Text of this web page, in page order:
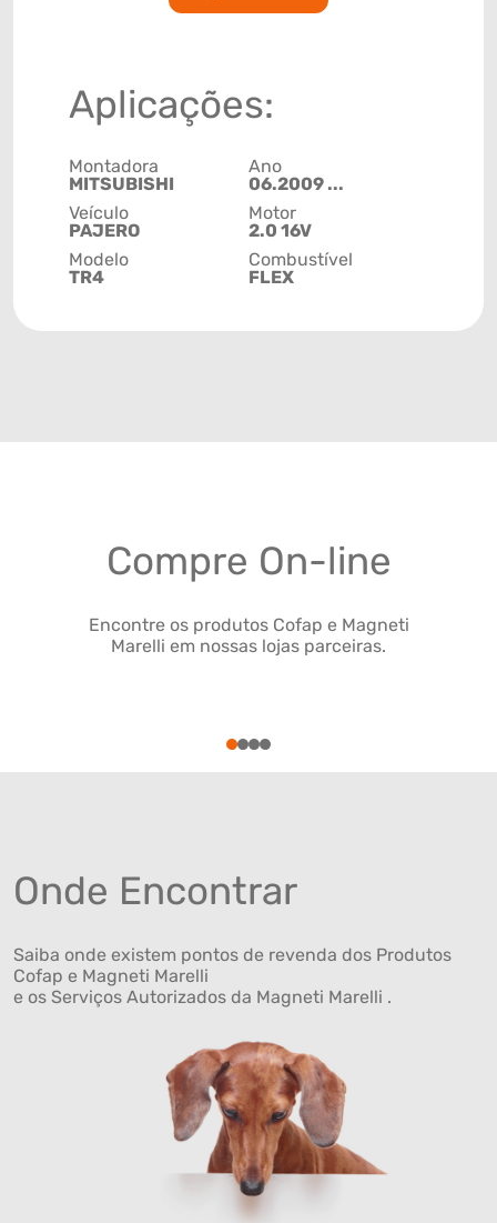
Aplicações:
Montadora
MITSUBISHI
Veículo
PAJERO
Modelo
TR4
Ano
06.2009 ...
Motor
2.0 16V
Combustível
FLEX
Compre On-line
Encontre os produtos Cofap e Magneti
Marelli em nossas lojas parceiras.
1234
Onde Encontrar
Saiba onde existem pontos de revenda dos Produtos
Cofap e Magneti Marelli
e os Serviços Autorizados da Magneti Marelli .